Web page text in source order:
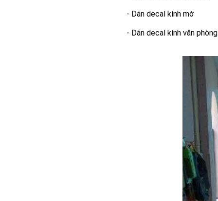
- Dán decal kính mờ
- Dán decal kính văn